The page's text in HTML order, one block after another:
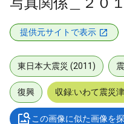
提供元サイトで表示
東日本大震災 (2011)
復興 収録:いわて震災
この画像に似た画像を